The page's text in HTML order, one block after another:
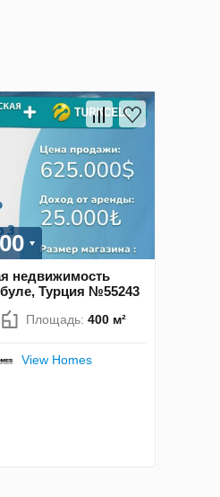
недвижимость
Турция №55243
Площадь: 400 м²
View Homes